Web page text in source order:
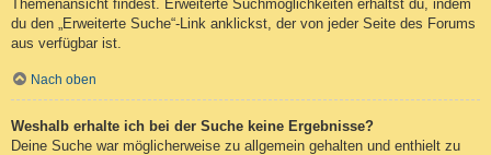
Themenansicht findest. Erweiterte Suchmöglichkeiten erhältst du, indem
du den „Erweiterte Suche“-Link anklickst, der von jeder Seite des Forums
aus verfügbar ist.
Nach oben
Weshalb erhalte ich bei der Suche keine Ergebnisse?
Deine Suche war möglicherweise zu allgemein gehalten und enthielt zu